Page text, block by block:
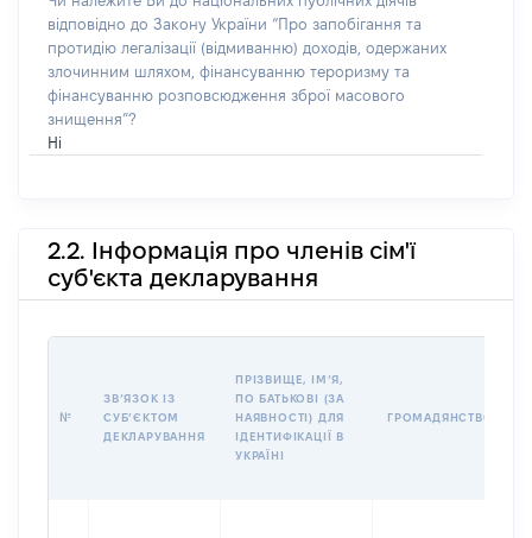
відповідно до Закону України “Про запобігання та
протидію легалізації (відмиванню) доходів, одержаних
злочинним шляхом, фінансуванню тероризму та
фінансуванню розповсюдження зброї масового
знищення”?
Ні
2.2. Інформація про членів сім'ї
суб'єкта декларування
№
ЗВʼЯЗОК ІЗ
СУБʼЄКТОМ
ДЕКЛАРУВАННЯ
ПРІЗВИЩЕ, ІМʼЯ,
ПО БАТЬКОВІ (ЗА
НАЯВНОСТІ) ДЛЯ
ІДЕНТИФІКАЦІЇ В
УКРАЇНІ
ГРОМАДЯНСТВО